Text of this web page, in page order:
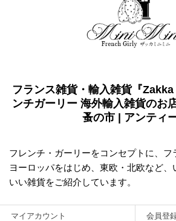
フランス雑貨・輸入雑貨『
ンチガーリー 海外輸入雑貨のお
蚤の市 | アンティ
フレンチ・ガーリーをコンセプトに、フ
ヨーロッパをはじめ、東欧・北欧など、
いい雑貨をご紹介しています。
マイアカウント 会員登